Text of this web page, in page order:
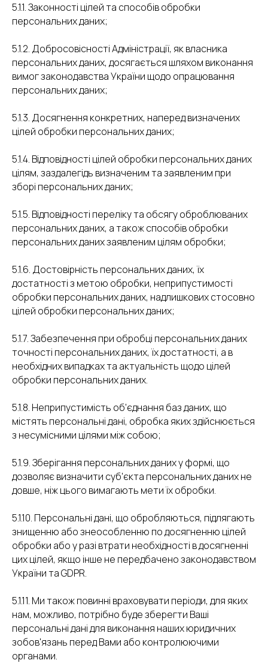
5.1.1. Законності цілей та способів обробки
персональних даних;
5.1.2. Добросовісності Адміністрації, як власника
персональних даних, досягається шляхом виконання
вимог законодавства України щодо опрацювання
персональних даних;
5.1.3. Досягнення конкретних, наперед визначених
цілей обробки персональних даних;
5.1.4. Відповідності цілей обробки персональних даних
цілям, заздалегідь визначеним та заявленим при
зборі персональних даних;
5.1.5. Відповідності переліку та обсягу оброблюваних
персональних даних, а також способів обробки
персональних даних заявленим цілям обробки;
5.1.6. Достовірність персональних даних, їх
достатності з метою обробки, неприпустимості
обробки персональних даних, надлишкових стосовно
цілей обробки персональних даних;
5.1.7. Забезпечення при обробці персональних даних
точності персональних даних, їх достатності, а в
необхідних випадках та актуальність щодо цілей
обробки персональних даних.
5.1.8. Неприпустимість об'єднання баз даних, що
містять персональні дані, обробка яких здійснюється
з несумісними цілями між собою;
5.1.9. Зберігання персональних даних у формі, що
дозволяє визначити суб'єкта персональних даних не
довше, ніж цього вимагають мети їх обробки.
5.1.10. Персональні дані, що обробляються, підлягають
знищенню або знеособленню по досягненню цілей
обробки або у разі втрати необхідності в досягненні
цих цілей, якщо інше не передбачено законодавством
України та GDPR.
5.1.11. Ми також повинні враховувати періоди, для яких
нам, можливо, потрібно буде зберегти Ваші
персональні дані для виконання наших юридичних
зобов'язань перед Вами або контролюючими
органами.